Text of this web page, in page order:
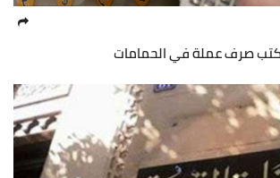
صرف عملة في الحمامات